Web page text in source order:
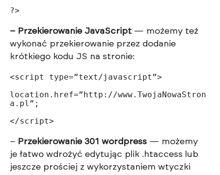
?>
– Przekierowanie JavaScript — możemy też
wykonać przekierowanie przez dodanie
krótkiego kodu JS na stronie:
<script type=”text/javascript”>
location.href=”http://www.TwojaNowaStron
a.pl”;
– Przekierowanie 301 wordpress — możemy
je łatwo wdrożyć edytując plik .htaccess lub
jeszcze prościej z wykorzystaniem wtyczki